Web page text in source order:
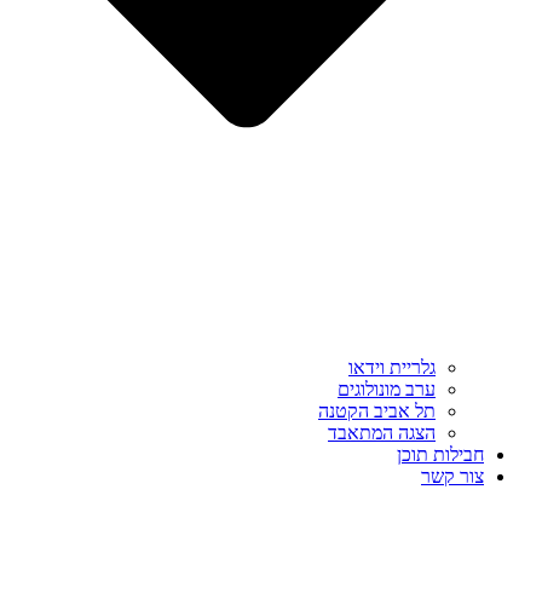
גלריית וידאו
ערב מונולוגים
תל אביב הקטנה
הצגה המתאבד
חבילות תוכן
צור קשר